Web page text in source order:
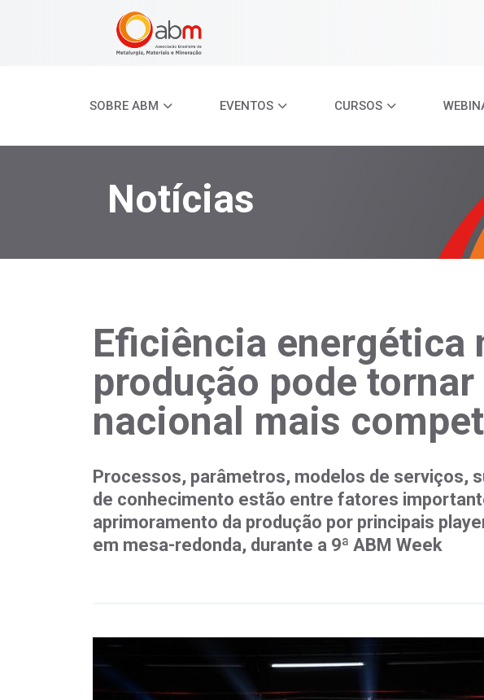
SOBRE ABM EVENTOS CURSOS
Notícias
Eficiência energética
produção pode tornar
nacional mais
Processos, parâmetros, modelos de serviços,
de conhecimento estão entre fatores
aprimoramento da produção por principais
em mesa-redonda, durante a 9ª ABM Week